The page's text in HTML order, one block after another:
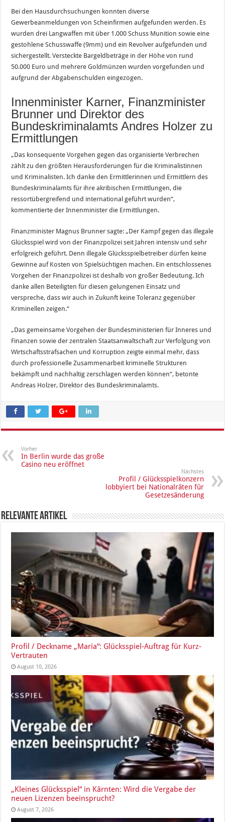
Bei den Hausdurchsuchungen konnten diverse
Gewerbeanmeldungen von Scheinfirmen aufgefunden werden. Es
wurden drei Langwaffen mit über 1.000 Schuss Munition sowie eine
gestohlene Schusswaffe (9mm) und ein Revolver aufgefunden und
sichergestellt. Versteckte Bargeldbeträge in der Höhe von rund
50.000 Euro und mehrere Goldmünzen wurden vorgefunden und
aufgrund der Abgabenschulden eingezogen.
Innenminister Karner, Finanzminister
Brunner und Direktor des
Bundeskriminalamts Andres Holzer zu
Ermittlungen
„Das konsequente Vorgehen gegen das organisierte Verbrechen
zählt zu den größten Herausforderungen für die Kriminalistinnen
und Kriminalisten. Ich danke den Ermittlerinnen und Ermittlern des
Bundeskriminalamts für ihre akribischen Ermittlungen, die
ressortübergreifend und international geführt wurden“,
kommentierte der Innenminister die Ermittlungen.
Finanzminister Magnus Brunner sagte: „Der Kampf gegen das illegale
Glücksspiel wird von der Finanzpolizei seit Jahren intensiv und sehr
erfolgreich geführt. Denn illegale Glücksspielbetreiber dürfen keine
Gewinne auf Kosten von Spielsüchtigen machen. Ein entschlossenes
Vorgehen der Finanzpolizei ist deshalb von großer Bedeutung. Ich
danke allen Beteiligten für diesen gelungenen Einsatz und
verspreche, dass wir auch in Zukunft keine Toleranz gegenüber
Kriminellen zeigen.“
„Das gemeinsame Vorgehen der Bundesministerien für Inneres und
Finanzen sowie der zentralen Staatsanwaltschaft zur Verfolgung von
Wirtschaftsstrafsachen und Korruption zeigte einmal mehr, dass
durch professionelle Zusammenarbeit kriminelle Strukturen
bekämpft und nachhaltig zerschlagen werden können“, betonte
Andreas Holzer, Direktor des Bundeskriminalamts.
Vorher
In Berlin wurde das große
Casino neu eröffnet
Nächstes
Profil / Glücksspielkonzern
lobbyiert bei Nationalräten für
Gesetzesänderung
Relevante Artikel
Profil / Deckname „Maria“: Glücksspiel-Auftrag für Kurz-
Vertrauten
August 10, 2026
„Kleines Glücksspiel“ in Kärnten: Wird die Vergabe der
neuen Lizenzen beeinsprucht?
August 7, 2026